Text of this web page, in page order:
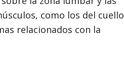
como los del cuello
relacionados con la